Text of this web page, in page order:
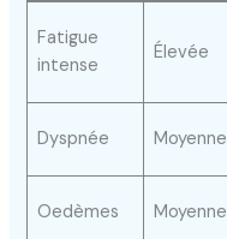
Fatigue
intense
Élevée
Dyspnée Moyenne
Oedèmes Moyenne